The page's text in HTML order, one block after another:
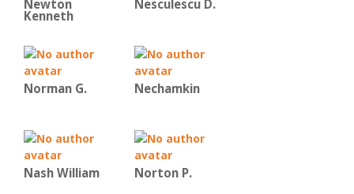
Newton
Kenneth
Nesculescu D.
Norman G. Nechamkin
Nash William Norton P.